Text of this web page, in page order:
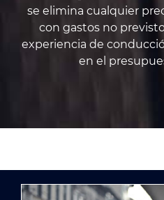
se elimina cualquier
con gastos no
experiencia de
en el